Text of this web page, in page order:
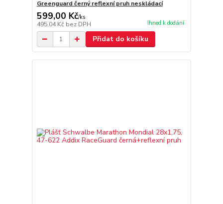
Greenguard černý reflexní pruh neskládací
599,00 Kč/ks
495,04 Kč bez DPH Ihned k dodání
Přidat do košíku